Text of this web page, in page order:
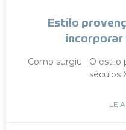
Estilo
incorporar
Como surgiu O estilo
séculos